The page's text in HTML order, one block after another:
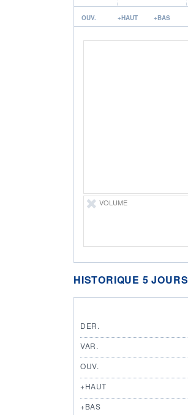
OUV. +HAUT +BAS
VOLUME
HISTORIQUE 5 JOURS
DER.
VAR.
OUV.
+HAUT
+BAS